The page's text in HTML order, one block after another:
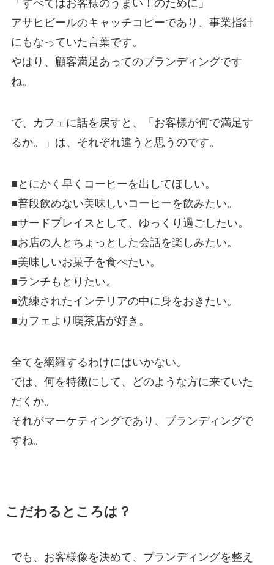
「すべてはお客様のうまい！のために」
アサヒビールのキャッチコピーであり、事業指針
にもなっていた言葉です。
やはり、顧客満足あってのブランディングです
ね。
で、カフェに話を戻すと、「お客様が何で満足す
るか。」は、それぞれ違うと思うのです。
■とにかく早くコーヒーを出してほしい。
■普段飲めない美味しいコーヒーを飲みたい。
■サードプレイスとして、ゆっくり過ごしたい。
■お店の人とちょっとした会話を楽しみたい。
■美味しいお菓子を食べたい。
■ランチもとりたい。
■洗練されたインテリアの中に身をおきたい。
■カフェより喫茶店が好き。
全てを網羅するわけにはいかない。
では、何を特徴にして、どのような方に来ていた
だくか。
それがマーケティングであり、ブランディングで
すね。
こだわるところは？
でも、お客様像を決めて、ブランディングを整え